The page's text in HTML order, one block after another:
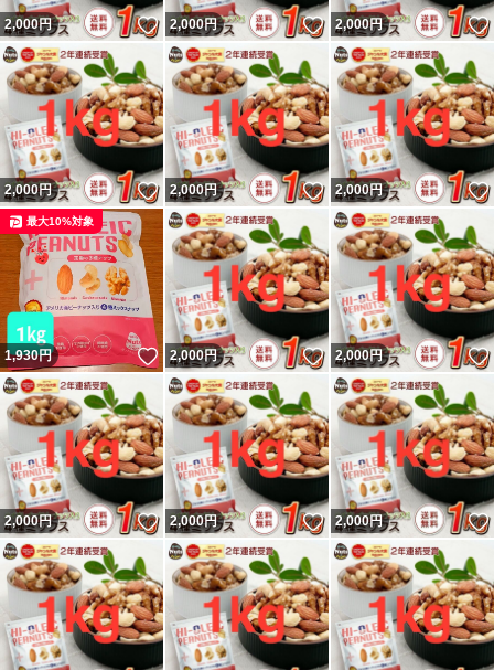
2,000円 いいね！
2,000円 いいね！
2,000円
2,000円 いいね！
2,000円 いいね！
2,000円
1,930円 いいね！
最大10%対象
2,000円 いいね！
2,000円
2,000円 いいね！
2,000円 いいね！
2,000円